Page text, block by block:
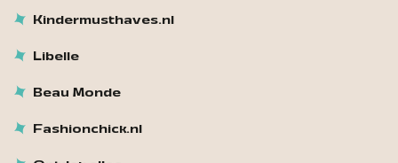
Kindermusthaves.nl
Libelle
Beau Monde
Fashionchick.nl